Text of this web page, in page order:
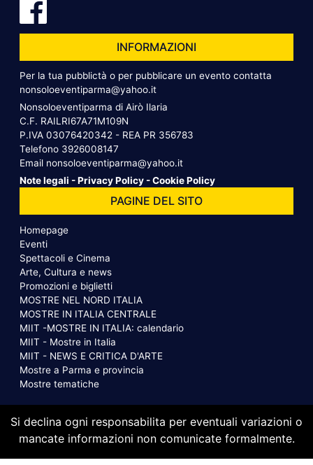
INFORMAZIONI
Per la tua pubblictà o per pubblicare un evento contatta
nonsoloeventiparma@yahoo.it
Nonsoloeventiparma di Airò Ilaria
C.F. RAILRI67A71M109N
P.IVA 03076420342 - REA PR 356783
Telefono 3926008147
Email nonsoloeventiparma@yahoo.it
Note legali -Privacy Policy -Cookie Policy
PAGINE DEL SITO
Homepage
Eventi
Spettacoli e Cinema
Arte, Cultura e news
Promozioni e biglietti
MOSTRE NEL NORD ITALIA
MOSTRE IN ITALIA CENTRALE
MIIT -MOSTRE IN ITALIA: calendario
MIIT - Mostre in Italia
MIIT - NEWS E CRITICA D'ARTE
Mostre a Parma e provincia
Mostre tematiche
Si declina ogni responsabilita per eventuali variazioni o
mancate informazioni non comunicate formalmente.